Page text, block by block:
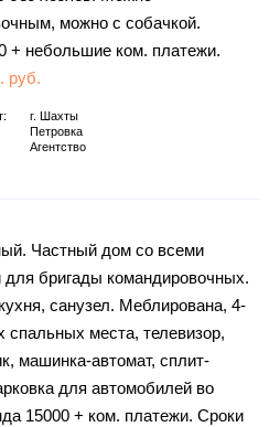
можно с собачкой.
+ небольшие ком. платежи.
руб.
г.
Шахты
Петровка
Агентство
Частный дом со всеми
для бригады командировочных.
санузел. Меблирована, 4-
спальных места, телевизор,
машинка-автомат, сплит-
для автомобилей во
15000 + ком. платежи. Сроки